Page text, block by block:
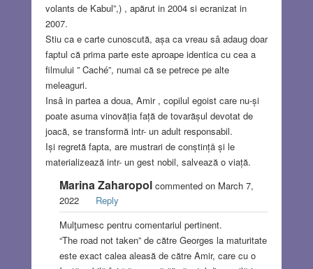
volants de Kabul”,) , apărut in 2004 si ecranizat in
2007.
Stiu ca e carte cunoscută, așa ca vreau sâ adaug doar
faptul că prima parte este aproape identica cu cea a
filmului ” Caché”, numai că se petrece pe alte
meleaguri.
Insâ in partea a doua, Amir , copilul egoist care nu-și
poate asuma vinovăția față de tovarășul devotat de
joacă, se transformă intr- un adult responsabil.
Iși regretă fapta, are mustrari de conștințå și le
materializează intr- un gest nobil, salvează o viață.
Marina Zaharopolcommented on March 7,
2022
Reply
Mulţumesc pentru comentariul pertinent.
“The road not taken” de către Georges la maturitate
este exact calea aleasă de către Amir, care cu o